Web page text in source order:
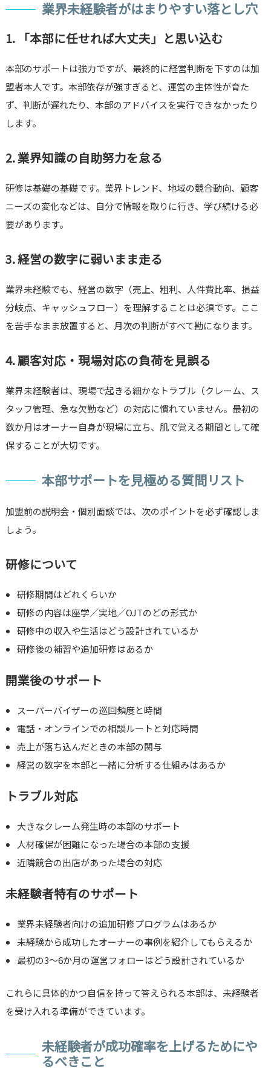
業界未経験者がはまりやすい落とし穴
1. 「本部に任せれば大丈夫」と思い込む
本部のサポートは強力ですが、最終的に経営判断を下すのは加
盟者本人です。本部依存が強すぎると、運営の主体性が育た
ず、判断が遅れたり、本部のアドバイスを実行できなかったり
します。
2. 業界知識の自助努力を怠る
研修は基礎の基礎です。業界トレンド、地域の競合動向、顧客
ニーズの変化などは、自分で情報を取りに行き、学び続ける必
要があります。
3. 経営の数字に弱いまま走る
業界未経験でも、経営の数字（売上、粗利、人件費比率、損益
分岐点、キャッシュフロー）を理解することは必須です。ここ
を苦手なまま放置すると、月次の判断がすべて勘になります。
4. 顧客対応・現場対応の負荷を見誤る
業界未経験者は、現場で起きる細かなトラブル（クレーム、ス
タッフ管理、急な欠勤など）の対応に慣れていません。最初の
数か月はオーナー自身が現場に立ち、肌で覚える期間として確
保することが大切です。
本部サポートを見極める質問リスト
加盟前の説明会・個別面談では、次のポイントを必ず確認しま
しょう。
研修について
研修期間はどれくらいか
研修の内容は座学／実地／OJTのどの形式か
研修中の収入や生活はどう設計されているか
研修後の補習や追加研修はあるか
開業後のサポート
スーパーバイザーの巡回頻度と時間
電話・オンラインでの相談ルートと対応時間
売上が落ち込んだときの本部の関与
経営の数字を本部と一緒に分析する仕組みはあるか
トラブル対応
大きなクレーム発生時の本部のサポート
人材確保が困難になった場合の本部の支援
近隣競合の出店があった場合の対応
未経験者特有のサポート
業界未経験者向けの追加研修プログラムはあるか
未経験から成功したオーナーの事例を紹介してもらえるか
最初の3〜6か月の運営フォローはどう設計されているか
これらに具体的かつ自信を持って答えられる本部は、未経験者
を受け入れる準備ができています。
未経験者が成功確率を上げるためにや
るべきこと